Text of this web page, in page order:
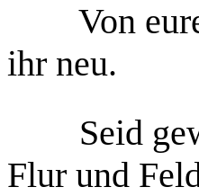
Von
ihr neu.
Seid
Flur und